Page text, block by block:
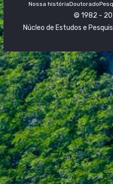
Nossa históriaDoutorado
© 1982 -
Núcleo de Estudos e